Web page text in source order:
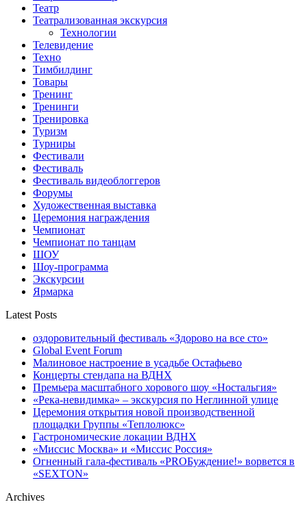
Театр
Театрализованная экскурсия
Технологии
Телевидение
Техно
Тимбилдинг
Товары
Тренинг
Тренинги
Тренировка
Туризм
Турниры
Фестивали
Фестиваль
Фестиваль видеоблоггеров
Форумы
Художественная выставка
Церемония награждения
Чемпионат
Чемпионат по танцам
ШОУ
Шоу-программа
Экскурсии
Ярмарка
Latest Posts
оздоровительный фестиваль «Здорово на все сто»
Global Event Forum
Малиновое настроение в усадьбе Остафьево
Концерты стендапа на ВДНХ
Премьера масштабного хорового шоу «Ностальгия»
«Река-невидимка» – экскурсия по Неглинной улице
Церемония открытия новой производственной
площадки Группы «Теплолюкс»
Гастрономические локации ВДНХ
«Миссис Москва» и «Миссис Россия»
Огненный гала-фестиваль «PROБуждение!» ворвется в
«SEXTON»
Archives